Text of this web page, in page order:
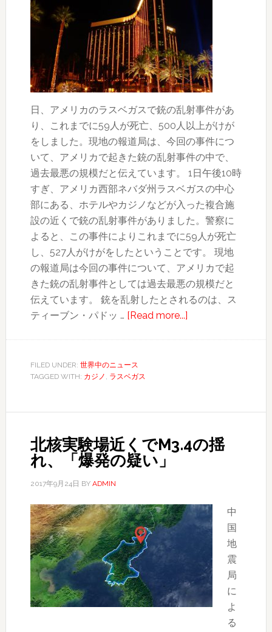
止
日、アメリカのラスベガスで銃の乱射事件があ
り、これまでに59人が死亡、500人以上がけが
をしました。現地の報道局は、今回の事件につ
いて、アメリカで起きた銃の乱射事件の中で、
過去最悪の規模だと伝えています。 1日午後10時
すぎ、アメリカ西部ネバダ州ラスベガスの中心
部にある、ホテルやカジノなどが入った複合施
設の近くで銃の乱射事件がありました。警察に
よると、この事件によりこれまでに59人が死亡
し、527人がけがをしたということです。 現地
の報道局は今回の事件について、アメリカで起
きた銃の乱射事件としては過去最悪の規模だと
伝えています。 銃を乱射したとされるのは、ス
ティーブン・パドッ … [Read more...]about
銃
射
59
FILED UNDER: 世界中のニュース
TAGGED WITH: カジノ , ラスベガス
北核実験場近くでM3.4の揺
れ、「爆発の疑い」
2017年9月24日 BY ADMIN
中
国
地
震
局
に
よ
る